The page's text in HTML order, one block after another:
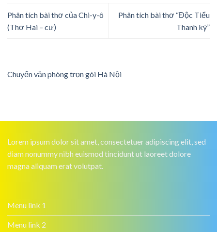
Phân tích bài thơ của Chi-y-ô
(Thơ Hai – cư)
Phân tích bài thơ “Độc Tiểu
Thanh ký”
Chuyển văn phòng trọn gói Hà Nội
Lorem ipsum dolor sit amet, consectetuer adipiscing elit, sed
diam nonummy nibh euismod tincidunt ut laoreet dolore
magna aliquam erat volutpat.
Menu link 1
Menu link 2